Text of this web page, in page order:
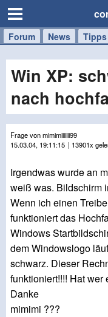
Forum News Tipps
Handy
Tablet
Windows
Mac
Win XP:
nach
Frage von mimimiiiiiii99
15.03.04, 19:11:15 | 13901x
Irgendwas wurde an
weiß was. Bildschirm
Wenn ich einen
funktioniert das
Windows
dem Windowslogo
schwarz. Dieser
funktioniert!!!! Hat wer
Danke
mimimi ???